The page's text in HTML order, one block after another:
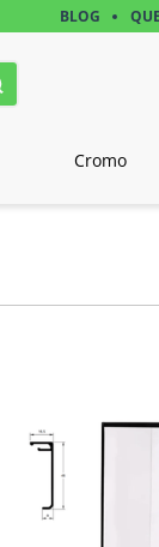
BLOG
Cromo